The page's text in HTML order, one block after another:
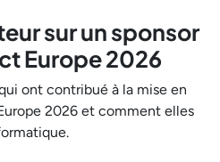
sur un sponsor
Europe 2026
ont contribué à la mise en
2026 et comment elles